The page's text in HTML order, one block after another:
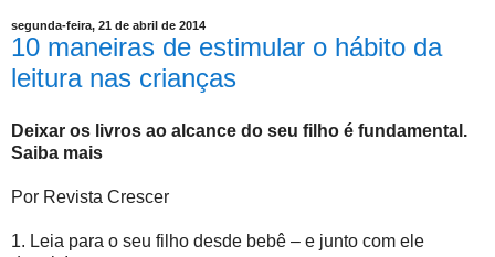
segunda-feira, 21 de abril de 2014
10 maneiras de estimular o hábito da
leitura nas crianças
Deixar os livros ao alcance do seu filho é fundamental.
Saiba mais
Por Revista Crescer
1. Leia para o seu filho desde bebê – e junto com ele